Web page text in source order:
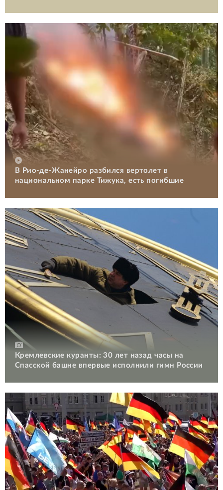
В Рио-де-Жанейро разбился вертолет в
национальном парке Тижука, есть погибшие
Кремлевские куранты: 30 лет назад часы на
Спасской башне впервые исполнили гимн России